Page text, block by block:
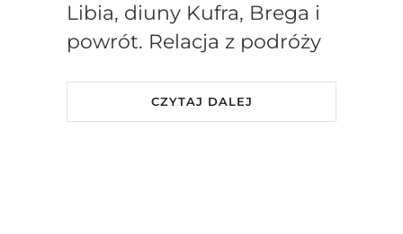
Libia, diuny Kufra, Brega i
powrót. Relacja z podróży
CZYTAJ DALEJ